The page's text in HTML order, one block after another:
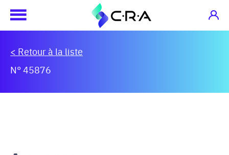
< Retour à la liste
N° 45876